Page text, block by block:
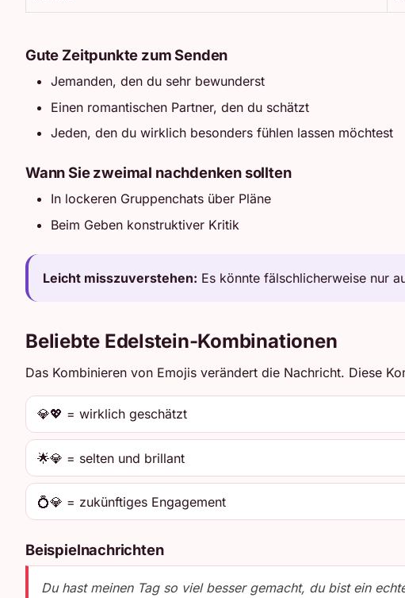
Gute Zeitpunkte zum Senden
Jemanden, den du sehr bewunderst
Einen romantischen Partner, den du schätzt
Jeden, den du wirklich besonders fühlen lassen möchtest
Wann Sie zweimal nachdenken sollten
In lockeren Gruppenchats über Pläne
Beim Geben konstruktiver Kritik
Leicht misszuverstehen: Es könnte fälschlicherweise nur
Beliebte Edelstein-Kombinationen
Das Kombinieren von Emojis verändert die Nachricht. Diese
💎💖 = wirklich geschätzt
🌟💎 = selten und brillant
💍💎 = zukünftiges Engagement
Beispielnachrichten
Du hast meinen Tag so viel besser gemacht, du bist ein